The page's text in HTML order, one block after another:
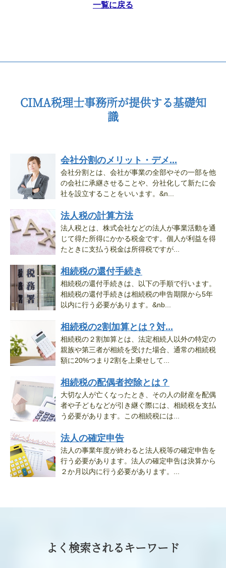
一覧に戻る
CIMA税理士事務所が提供する基礎知
識
会社分割のメリット・デメ...
会社分割とは、会社が事業の全部やその一部を他
の会社に承継させることや、分社化して新たに会
社を設立することをいいます。&n...
法人税の計算方法
法人税とは、株式会社などの法人が事業活動を通
じて得た所得にかかる税金です。個人が利益を得
たときに支払う税金は所得税ですが...
相続税の還付手続き
相続税の還付手続きは、以下の手順で行います。
相続税の還付手続きは相続税の申告期限から5年
以内に行う必要があります。&nb...
相続税の2割加算とは？対...
相続税の２割加算とは、法定相続人以外の特定の
親族や第三者が相続を受けた場合、通常の相続税
額に20%つまり2割を上乗せして...
相続税の配偶者控除とは？
大切な人が亡くなったとき、その人の財産を配偶
者や子どもなどが引き継ぐ際には、相続税を支払
う必要があります。この相続税には...
法人の確定申告
法人の事業年度が終わると法人税等の確定申告を
行う必要があります。法人の確定申告は決算から
２か月以内に行う必要があります。...
よく検索されるキーワード